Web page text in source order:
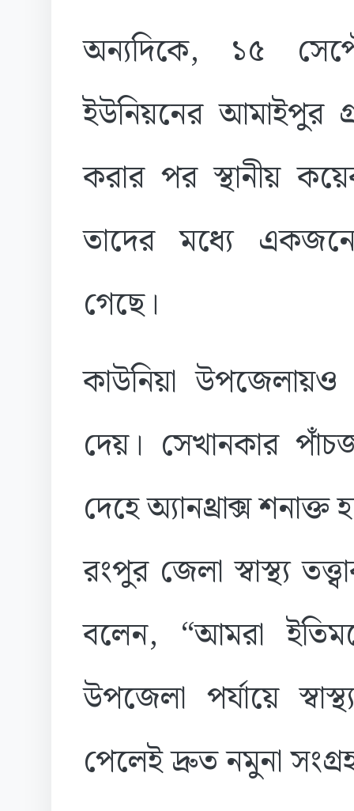
অন্যদিকে, ১৫
ইউনিয়নের আমাইপুর
করার পর স্থানীয়
তাদের মধ্যে
গেছে।
কাউনিয়া উপজেলায়ও
দেয়। সেখানকার
দেহে অ্যানথ্রাক্স শনাক্ত
রংপুর জেলা স্বাস্থ্য
বলেন, “আমরা
উপজেলা পর্যায়ে
পেলেই দ্রুত নমুনা